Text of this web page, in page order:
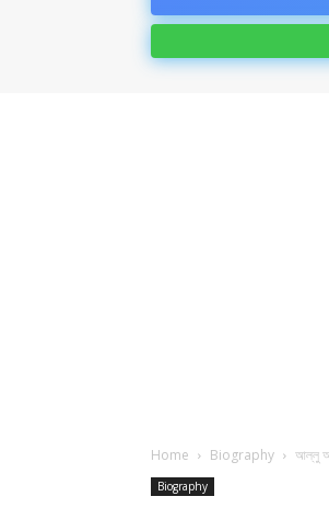
Home Biography আল্লু
Biography